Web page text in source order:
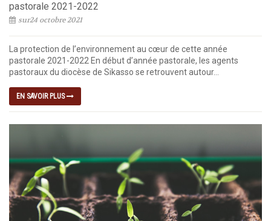
pastorale 2021-2022
sur24 octobre 2021
La protection de l’environnement au cœur de cette année
pastorale 2021-2022 En début d’année pastorale, les agents
pastoraux du diocèse de Sikasso se retrouvent autour...
EN SAVOIR PLUS